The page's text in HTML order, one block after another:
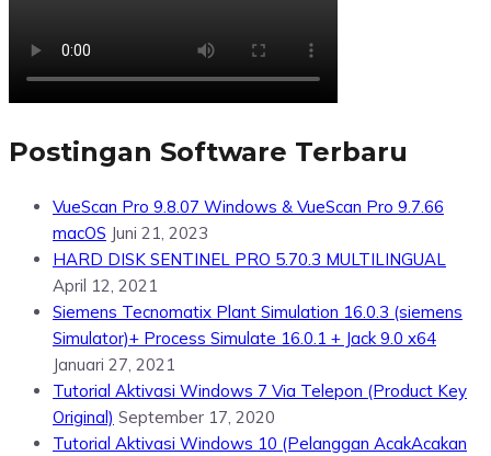
Postingan Software Terbaru
VueScan Pro 9.8.07 Windows & VueScan Pro 9.7.66
macOS Juni 21, 2023
HARD DISK SENTINEL PRO 5.70.3 MULTILINGUAL
April 12, 2021
Siemens Tecnomatix Plant Simulation 16.0.3 (siemens
Simulator)+ Process Simulate 16.0.1 + Jack 9.0 x64
Januari 27, 2021
Tutorial Aktivasi Windows 7 Via Telepon (Product Key
Original) September 17, 2020
Tutorial Aktivasi Windows 10 (Pelanggan AcakAcakan